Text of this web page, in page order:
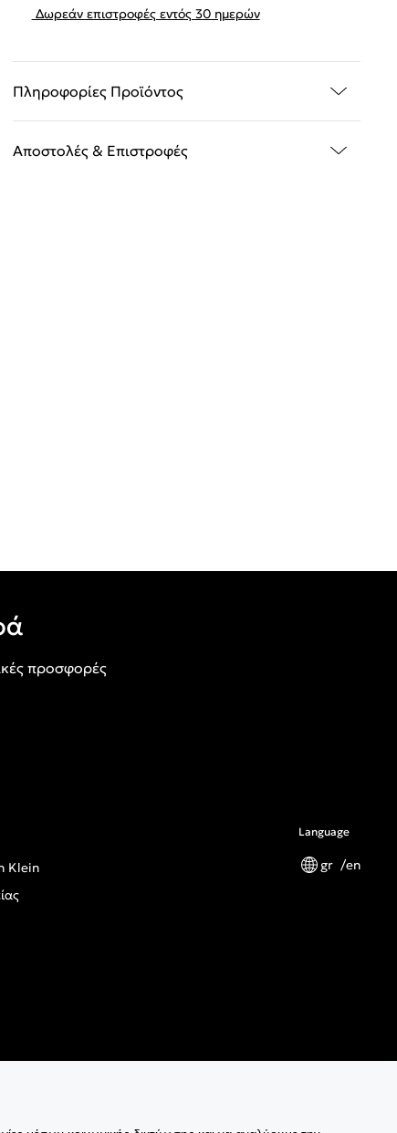
Δωρεάν επιστροφές εντός 30 ημερών
Πληροφορίες Προϊόντος
Αποστολές & Επιστροφές
προσφορές
Klein
Language
gr en